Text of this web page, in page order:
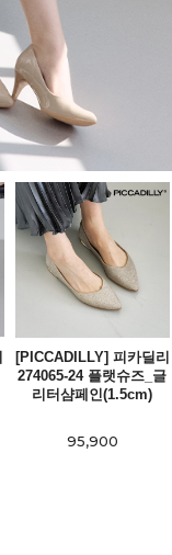
[PICCADILLY] 피카딜리
274065-24 플랫슈즈_글
리터샴페인(1.5cm)
95,900